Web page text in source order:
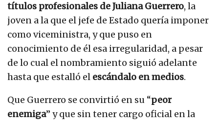
títulos profesionales de Juliana Guerrero, la
joven a la que el jefe de Estado quería imponer
como viceministra, y que puso en
conocimiento de él esa irregularidad, a pesar
de lo cual el nombramiento siguió adelante
hasta que estalló el escándalo en medios.
Que Guerrero se convirtió en su “peor
enemiga” y que sin tener cargo oficial en la